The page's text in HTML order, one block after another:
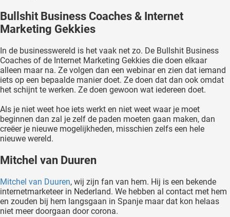
Bullshit Business Coaches & Internet
Marketing Gekkies
In de businesswereld is het vaak net zo. De Bullshit Business
Coaches of de Internet Marketing Gekkies die doen elkaar
alleen maar na. Ze volgen dan een webinar en zien dat iemand
iets op een bepaalde manier doet. Ze doen dat dan ook omdat
het schijnt te werken. Ze doen gewoon wat iedereen doet.
Als je niet weet hoe iets werkt en niet weet waar je moet
beginnen dan zal je zelf de paden moeten gaan maken, dan
creëer je nieuwe mogelijkheden, misschien zelfs een hele
nieuwe wereld.
Mitchel van Duuren
Mitchel van Duuren, wij zijn fan van hem. Hij is een bekende
internetmarketeer in Nederland. We hebben al contact met hem
en zouden bij hem langsgaan in Spanje maar dat kon helaas
niet meer doorgaan door corona.